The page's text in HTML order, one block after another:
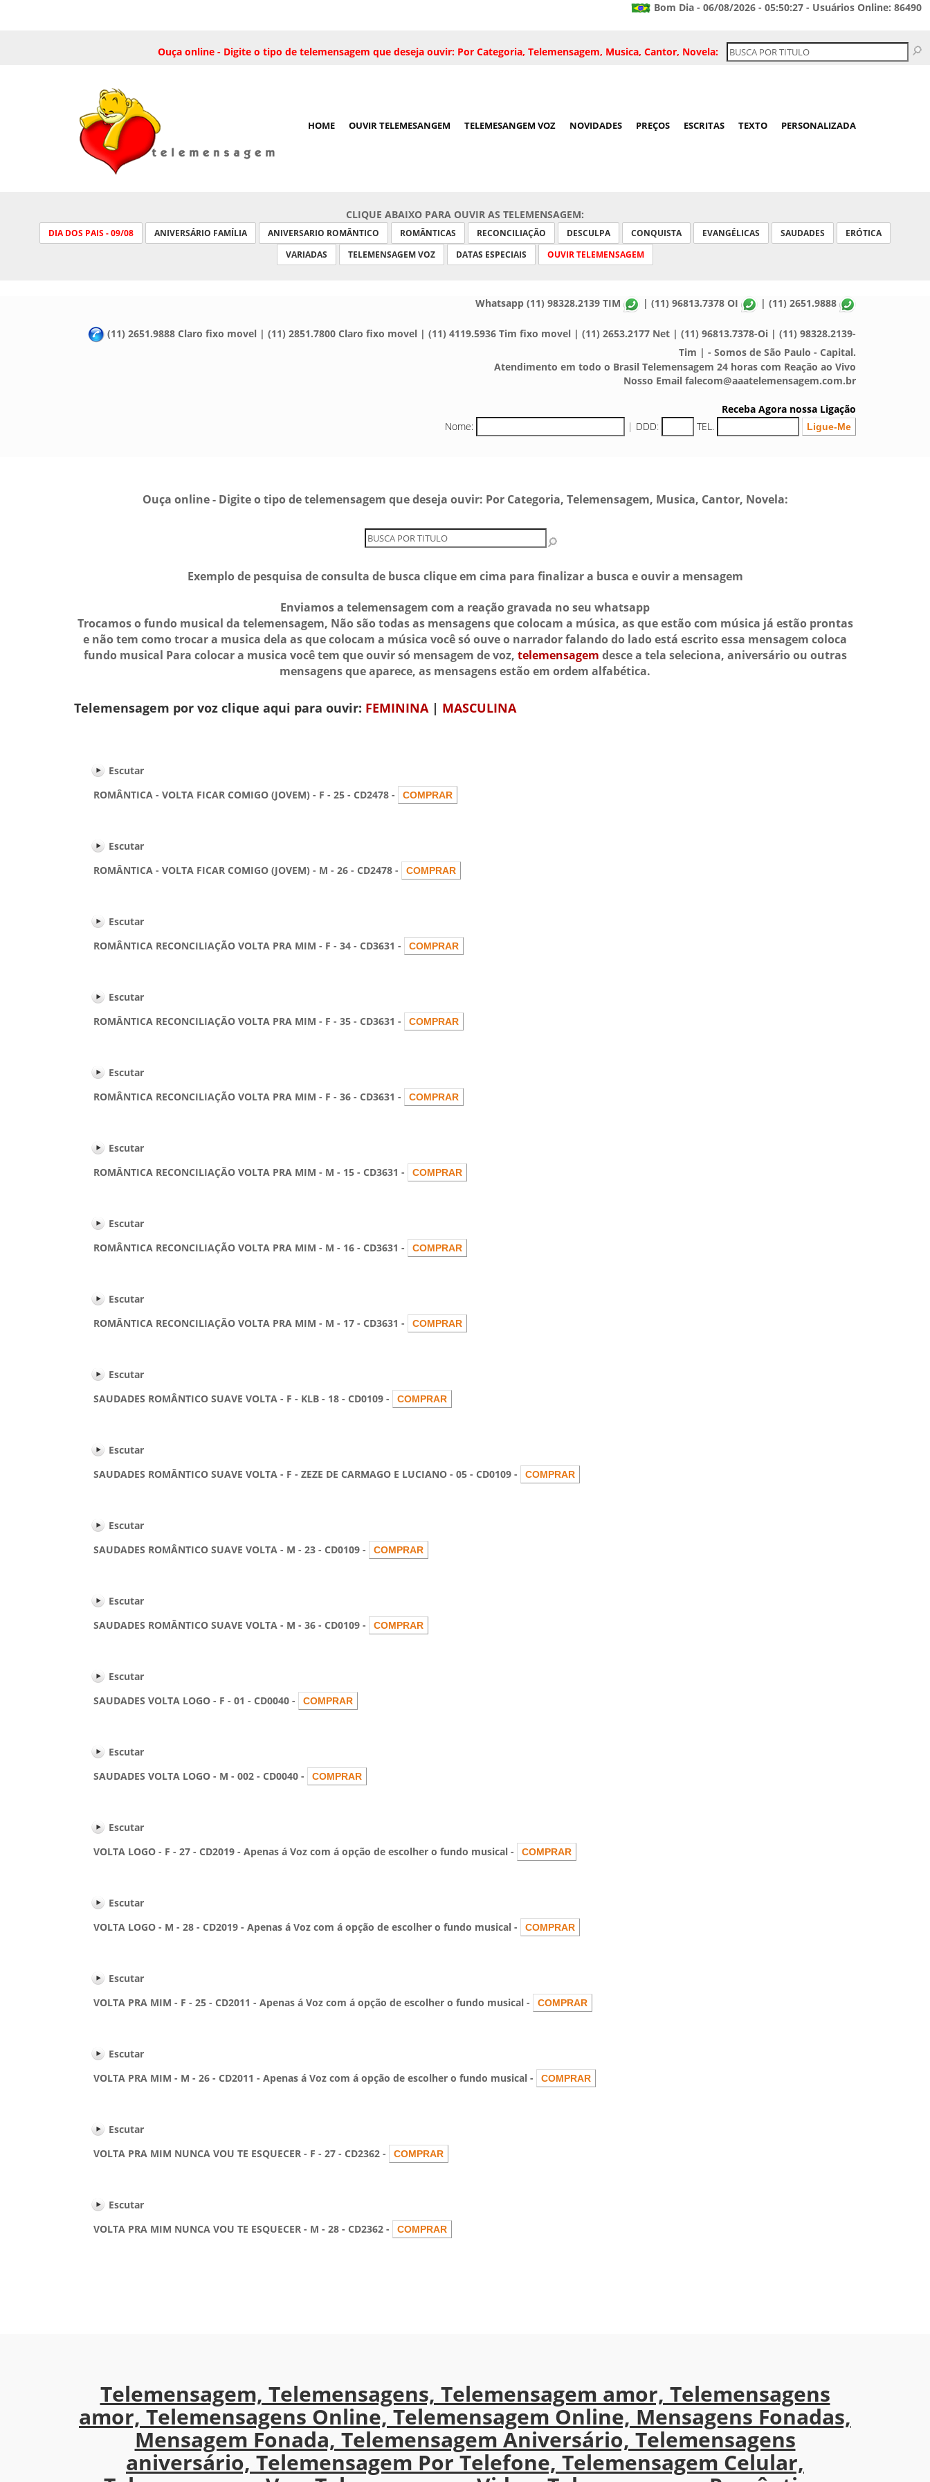
Bom Dia - 06/08/2026 - 05:50:27 - Usuários Online: 86490
Ouça online - Digite o tipo de telemensagem que deseja ouvir: Por Categoria, Telemensagem, Musica, Cantor, Novela:
HOME OUVIR TELEMESANGEM TELEMESANGEM VOZ NOVIDADES PREÇOS ESCRITAS TEXTO PERSONALIZADA
CLIQUE ABAIXO PARA OUVIR AS TELEMENSAGEM:
DIA DOS PAIS - 09/08 ANIVERSÁRIO FAMÍLIA ANIVERSARIO ROMÂNTICO ROMÂNTICAS RECONCILIAÇÃO DESCULPA CONQUISTA EVANGÉLICAS SAUDADES
ERÓTICA
VARIADAS
TELEMENSAGEM VOZ DATAS ESPECIAIS OUVIR TELEMENSAGEM
Whatsapp (11) 98328.2139 TIM | (11) 96813.7378 OI | (11) 2651.9888
(11) 2651.9888 Claro fixo movel | (11) 2851.7800 Claro fixo movel | (11) 4119.5936 Tim fixo movel | (11) 2653.2177 Net | (11) 96813.7378-Oi | (11) 98328.2139-
Tim | - Somos de São Paulo - Capital.
Atendimento em todo o Brasil Telemensagem 24 horas com Reação ao Vivo
Nosso Email falecom@aaatelemensagem.com.br
Receba Agora nossa Ligação
Nome:
| DDD: TEL.
Ouça online - Digite o tipo de telemensagem que deseja ouvir: Por Categoria, Telemensagem, Musica, Cantor, Novela:
Exemplo de pesquisa de consulta de busca clique em cima para finalizar a busca e ouvir a mensagem
Enviamos a telemensagem com a reação gravada no seu whatsapp
Trocamos o fundo musical da telemensagem, Não são todas as mensagens que colocam a música, as que estão com música já estão prontas
e não tem como trocar a musica dela as que colocam a música você só ouve o narrador falando do lado está escrito essa mensagem coloca
fundo musical Para colocar a musica você tem que ouvir só mensagem de voz, telemensagem desce a tela seleciona, aniversário ou outras
mensagens que aparece, as mensagens estão em ordem alfabética.
Telemensagem por voz clique aqui para ouvir: FEMININA| MASCULINA
Escutar
ROMÂNTICA - VOLTA FICAR COMIGO (JOVEM) - F - 25 - CD2478 -
Escutar
ROMÂNTICA - VOLTA FICAR COMIGO (JOVEM) - M - 26 - CD2478 -
Escutar
ROMÂNTICA RECONCILIAÇÃO VOLTA PRA MIM - F - 34 - CD3631 -
Escutar
ROMÂNTICA RECONCILIAÇÃO VOLTA PRA MIM - F - 35 - CD3631 -
Escutar
ROMÂNTICA RECONCILIAÇÃO VOLTA PRA MIM - F - 36 - CD3631 -
Escutar
ROMÂNTICA RECONCILIAÇÃO VOLTA PRA MIM - M - 15 - CD3631 -
Escutar
ROMÂNTICA RECONCILIAÇÃO VOLTA PRA MIM - M - 16 - CD3631 -
Escutar
ROMÂNTICA RECONCILIAÇÃO VOLTA PRA MIM - M - 17 - CD3631 -
Escutar
SAUDADES ROMÂNTICO SUAVE VOLTA - F - KLB - 18 - CD0109 -
Escutar
SAUDADES ROMÂNTICO SUAVE VOLTA - F - ZEZE DE CARMAGO E LUCIANO - 05 - CD0109 -
Escutar
SAUDADES ROMÂNTICO SUAVE VOLTA - M - 23 - CD0109 -
Escutar
SAUDADES ROMÂNTICO SUAVE VOLTA - M - 36 - CD0109 -
Escutar
SAUDADES VOLTA LOGO - F - 01 - CD0040 -
Escutar
SAUDADES VOLTA LOGO - M - 002 - CD0040 -
Escutar
VOLTA LOGO - F - 27 - CD2019 - Apenas á Voz com á opção de escolher o fundo musical -
Escutar
VOLTA LOGO - M - 28 - CD2019 - Apenas á Voz com á opção de escolher o fundo musical -
Escutar
VOLTA PRA MIM - F - 25 - CD2011 - Apenas á Voz com á opção de escolher o fundo musical -
Escutar
VOLTA PRA MIM - M - 26 - CD2011 - Apenas á Voz com á opção de escolher o fundo musical -
Escutar
VOLTA PRA MIM NUNCA VOU TE ESQUECER - F - 27 - CD2362 -
Escutar
VOLTA PRA MIM NUNCA VOU TE ESQUECER - M - 28 - CD2362 -
Telemensagem, Telemensagens, Telemensagem amor, Telemensagens
amor, Telemensagens Online, Telemensagem Online, Mensagens Fonadas,
Mensagem Fonada, Telemensagem Aniversário, Telemensagens
aniversário, Telemensagem Por Telefone, Telemensagem Celular,